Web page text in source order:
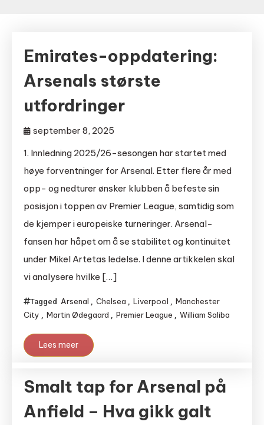
Emirates-oppdatering:
Arsenals største
utfordringer
september 8, 2025
1. Innledning 2025/26-sesongen har startet med
høye forventninger for Arsenal. Etter flere år med
opp- og nedturer ønsker klubben å befeste sin
posisjon i toppen av Premier League, samtidig som
de kjemper i europeiske turneringer. Arsenal-
fansen har håpet om å se stabilitet og kontinuitet
under Mikel Artetas ledelse. I denne artikkelen skal
vi analysere hvilke […]
Tagged Arsenal , Chelsea , Liverpool , Manchester
City , Martin Ødegaard , Premier League , William Saliba
Lees meer
Smalt tap for Arsenal på
Anfield – Hva gikk galt